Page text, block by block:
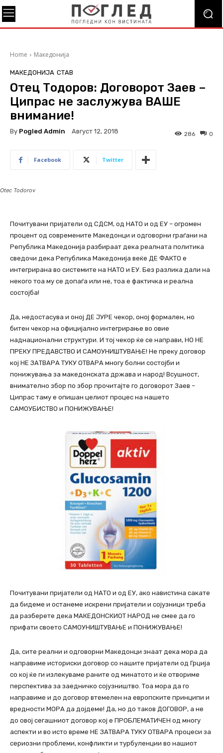
Home Македонија
МАКЕДОНИЈА СТАВ
Отец Тодоров: Договорот Заев –
Ципрас не заслужува ВАШЕ
внимание!
By Pogled Admin Август 12, 2018 0
286
Facebook Twitter
Otec Todorov
Почитувани пријатели од СДСМ, од НАТО и од ЕУ – огромен
процент од современите Македонци и одговорни граѓани на
Република Македонија разбираат дека реалната политика
сведочи дека Република Македонија веќе ДЕ ФАКТО е
интегрирана во системите на НАТО и ЕУ. Без разлика дали на
некого тоа му се допаѓа или не, тоа е фактичка и реална
состојба!
Да, недостасува и оној ДЕ ЈУРЕ чекор, оној формален, но
битен чекор на официјално интегрирање во овие
наднационални структури. И тој чекор ќе се направи, НО НЕ
ПРЕКУ ПРЕДАВСТВО И САМОУНИШТУВАЊЕ! Не преку договор
кој НЕ ЗАТВАРА ТУКУ ОТВАРА многу болни состојби и
понижувања за македонската држава и народ! Всушност,
внимателно збор по збор прочитајте го договорот Заев –
Ципрас таму е опишан целиот процес на нашето
САМОУБИСТВО и ПОНИЖУВАЊЕ!
Почитувани пријатели од НАТО и од ЕУ, ако навистина сакате
да бидеме и останеме искрени пријатели и сојузници треба
да разберете дека МАКЕДОНСКИОТ НАРОД не смее да го
прифати своето САМОУНИШТУВАЊЕ и ПОНИЖУВАЊЕ!
Да, сите реални и одговорни Македонци знаат дека мора да
направиме историски договор со нашите пријатели од Грција
со кој ќе ги излекуваме раните од минатото и ќе отвориме
перспектива за заедничко сојузништво. Тоа мора да го
направиме и до договор втемелен на европските принципи и
вредности МОРА да дојдеме! Да, но до таков ДОГОВОР, а не
до овој сегашниот договор кој е ПРОБЛЕМАТИЧЕН од многу
аспекти и во исто време НЕ ЗАТВАРА ТУКУ ОТВАРА процеси за
сериозни проблеми, конфликти и турбуленции во нашиот